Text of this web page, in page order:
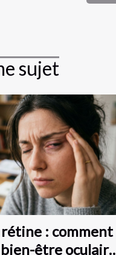
sujet
rétine : comment
être oculaire